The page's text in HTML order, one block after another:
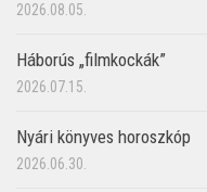
2026.08.05.
Háborús „filmkockák”
2026.07.15.
Nyári könyves horoszkóp
2026.06.30.